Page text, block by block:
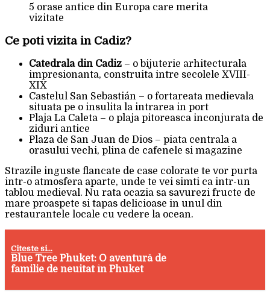
5 orase antice din Europa care merita
vizitate
Ce poti vizita in Cadiz?
Catedrala din Cadiz – o bijuterie arhitecturala
impresionanta, construita intre secolele XVIII-
XIX
Castelul San Sebastián – o fortareata medievala
situata pe o insulita la intrarea in port
Plaja La Caleta – o plaja pitoreasca inconjurata de
ziduri antice
Plaza de San Juan de Dios – piata centrala a
orasului vechi, plina de cafenele si magazine
Strazile inguste flancate de case colorate te vor purta
intr-o atmosfera aparte, unde te vei simti ca intr-un
tablou medieval. Nu rata ocazia sa savurezi fructe de
mare proaspete si tapas delicioase in unul din
restaurantele locale cu vedere la ocean.
Citeste si...
Blue Tree Phuket: O aventură de
familie de neuitat în Phuket